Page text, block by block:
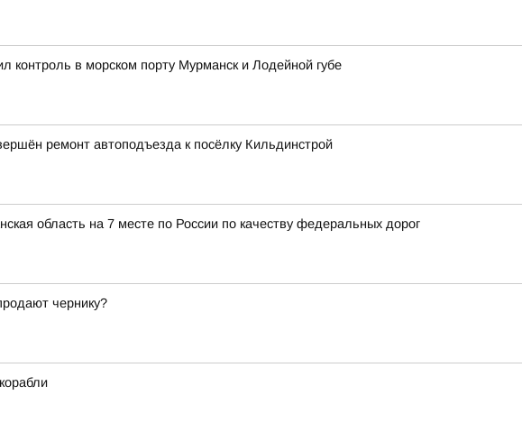
контроль в морском порту Мурманск и Лодейной губе
ремонт автоподъезда к посёлку Кильдинстрой
область на 7 месте по России по качеству федеральных дорог
чернику?